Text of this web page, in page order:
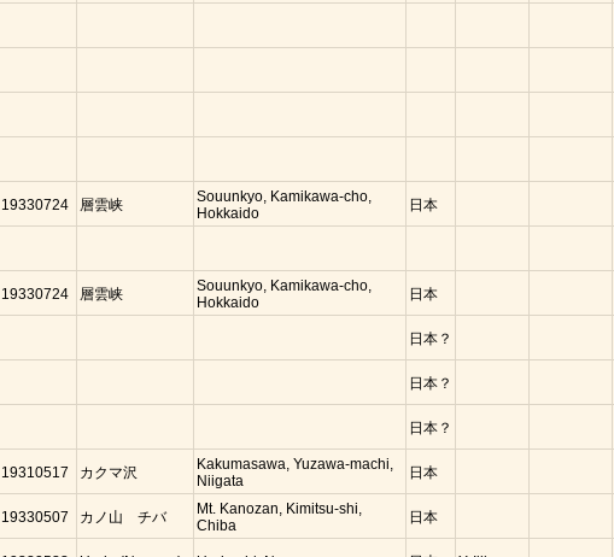
19330724 層雲峡
Souunkyo, Kamikawa-cho,
Hokkaido
日本
19330724 層雲峡
Souunkyo, Kamikawa-cho,
Hokkaido
日本
日本？
日本？
日本？
19310517 カクマ沢
Kakumasawa, Yuzawa-machi,
Niigata
日本
19330507 カノ山 チバ
Mt. Kanozan, Kimitsu-shi,
Chiba
日本